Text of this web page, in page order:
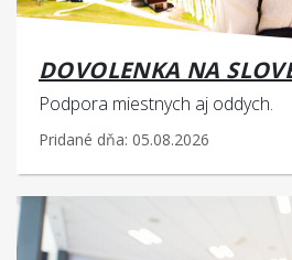
DOVOLENKA NA
Podpora miestnych aj oddych.
Pridané dňa: 05.08.2026